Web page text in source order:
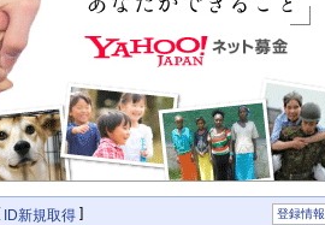
ID新規取得 登録情報